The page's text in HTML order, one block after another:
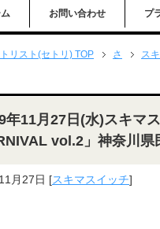
お問い合わせ プ
リスト(セトリ) TOP さ ス
年11月27日(水)スキマ
vol.2」神奈川県
月27日 [スキマスイッチ]